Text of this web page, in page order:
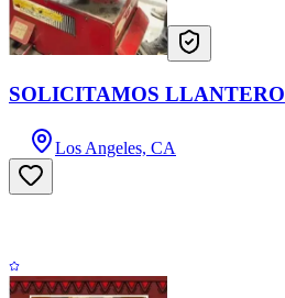
SOLICITAMOS LLANTERO
Los Angeles, CA